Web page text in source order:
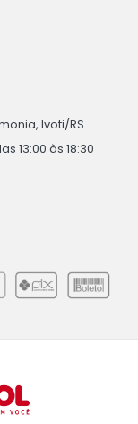
Ivoti/RS.
13:00 às 18:30